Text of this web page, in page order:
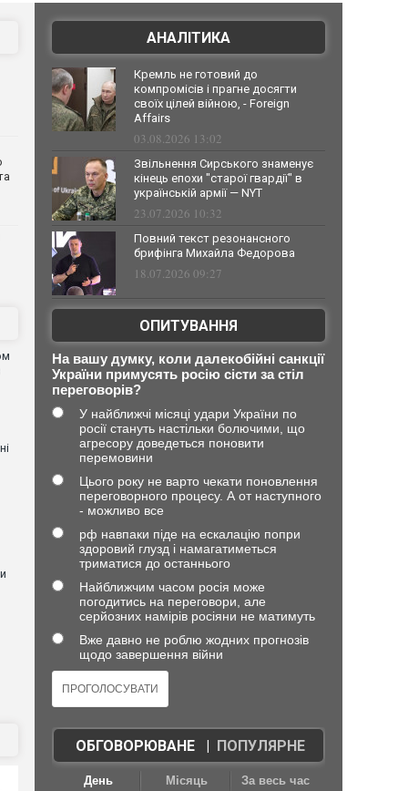
АНАЛІТИКА
Кремль не готовий до
компромісів і прагне досягти
своїх цілей війною, - Foreign
Affairs
03.08.2026 13:02
Звільнення Сирського знаменує
кінець епохи "старої гвардії" в
українській армії — NYT
23.07.2026 10:32
Повний текст резонансного
брифінга Михайла Федорова
18.07.2026 09:27
ОПИТУВАННЯ
На вашу думку, коли далекобійні санкції
України примусять росію сісти за стіл
переговорів?
У найближчі місяці удари України по
росії стануть настільки болючими, що
агресору доведеться поновити
перемовини
Цього року не варто чекати поновлення
переговорного процесу. А от наступного
- можливо все
рф навпаки піде на ескалацію попри
здоровий глузд і намагатиметься
триматися до останнього
Найближчим часом росія може
погодитись на переговори, але
серйозних намірів росіяни не матимуть
Вже давно не роблю жодних прогнозів
щодо завершення війни
ОБГОВОРЮВАНЕ| ПОПУЛЯРНЕ
День Місяць За весь час